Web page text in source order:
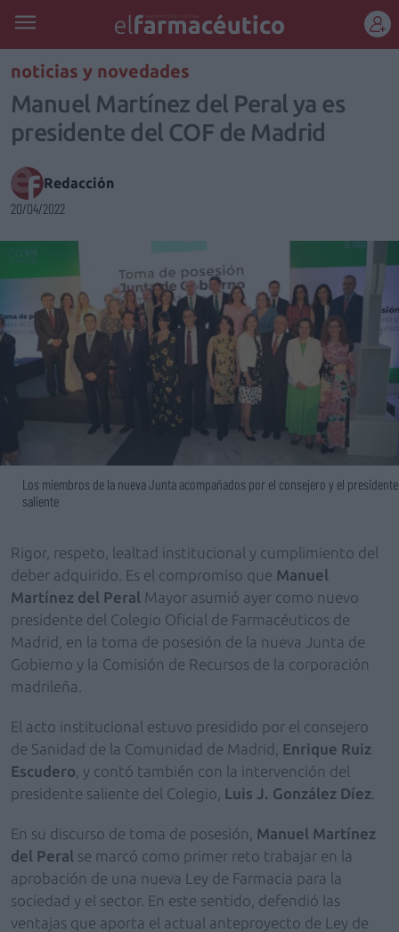
REGÍSTRATE
noticias y novedades
Manuel Martínez del Peral ya es
presidente del COF de Madrid
Redacción
20/04/2022
Los miembros de la nueva Junta acompañados por el consejero y el presidente
saliente
Rigor, respeto, lealtad institucional y cumplimiento del
deber adquirido. Es el compromiso que Manuel
Martínez del Peral Mayor asumió ayer como nuevo
presidente del Colegio Oficial de Farmacéuticos de
Madrid, en la toma de posesión de la nueva Junta de
Gobierno y la Comisión de Recursos de la corporación
madrileña.
El acto institucional estuvo presidido por el consejero
de Sanidad de la Comunidad de Madrid, Enrique Ruiz
Escudero , y contó también con la intervención del
presidente saliente del Colegio, Luis J. González Díez
En su discurso de toma de posesión, Manuel Martínez
del Peral se marcó como primer reto trabajar en la
aprobación de una nueva Ley de Farmacia para la
sociedad y el sector. En este sentido, defendió las
ventajas que aporta el actual anteproyecto de Ley de